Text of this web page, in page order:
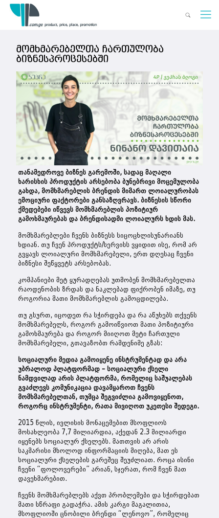
მომხმარებელთა ჩართულობა
ბიზნესპროცესებში
თანამედროვე ბიზნეს გარემოში, სადაც მაღალი
ხარისხის პროდუქტის არსებობა ბუნებრივი მოცემულობა
გახდა, მომხმარებლის ბრენდის მიმართ ლოიალურობას
ემოციური ფაქტორები განსაზღვრავს. ბიზნესის სწორი
ქმედებები იწვევს მომხმარებლის პოზიტიურ
გამოხმაურებას და ბრენდისადმი ლოიალურს ხდის მას.
მომხმარებლები ჩვენს ბიზნესს სიცოცხლისუნარიანს
ხდიან. თუ ჩვენ პროდუქტს/სერვისს ვყიდით ისე, რომ არ
გვყავს ლოიალური მომხმარებელი, ერთ დღესაც ჩვენი
ბიზნესი შეწყვეტს არსებობას.
კომპანიები მეტ ყურადღებას უთმობენ მომხმარებელთა
რაოდენობის ზრდას და ნაკლებად ფიქრობენ იმაზე, თუ
როგორია მათი მომხმარებლის გამოცდილება.
თუ გსურთ, იცოდეთ რა სჭირდება და რა აწუხებს თქვენს
მომხმარებელს, როგორ გამოიწვიოთ მათი პოზიტიური
გამოხმაურება და როგორ მიიღოთ მეტი ჩართული
მომხმარებელი, გთავაზობთ რამდენიმე გზას:
სოციალური მედია გამოიყენე ინსტრუმენტად და არა
უბრალოდ პლატფორმად – სოციალური ქსელი
ნამდვილად არის პლატფორმა, რომელიც საშუალებას
გვაძლევს კომუნიკაცია დავამყაროთ ჩვენს
მომხმარებელთან, თუმცა შეგვიძლია გამოვიყენოთ,
როგორც ინსტრუმენტი, რათა მივიღოთ უკეთესი შედეგი.
2015 წლის, ივლისის მონაცემებით მსოფლიოს
მოსახლეობა 7,7 მილიარდია, აქედან 2.3 მილიარდი
იყენებს სოციალურ ქსელებს. მათთვის არ არის
საკმარისი მხოლოდ ინფორმაციის მიღება, მათ ეს
სოციალური ქსელების გარეშეც შეუძლიათ. როცა ისინი
ჩვენი “ფოლოვერები” არიან, სჯერათ, რომ ჩვენ მათ
დავეხმარებით.
ჩვენს მომხმარებლებს აქვთ პრობლემები და სჭირდებათ
მათი სწრაფი გადაჭრა. ამის კარგი მაგალითია,
მსოფლიოში ცნობილი ბრენდი “ლენოვო”, რომელიც